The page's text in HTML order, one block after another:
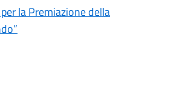
la Premiazione della